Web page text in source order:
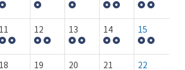
11 12 13 14 15
18 19 20 21 22